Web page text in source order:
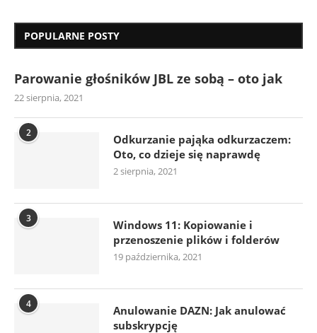
POPULARNE POSTY
Parowanie głośników JBL ze sobą – oto jak
22 sierpnia, 2021
2
Odkurzanie pająka odkurzaczem:
Oto, co dzieje się naprawdę
2 sierpnia, 2021
3
Windows 11: Kopiowanie i
przenoszenie plików i folderów
19 października, 2021
4
Anulowanie DAZN: Jak anulować
subskrypcję